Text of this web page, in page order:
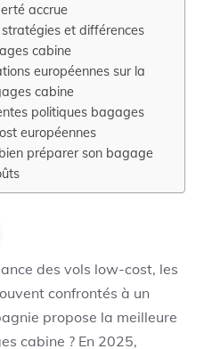
accrue
et différences
cabine
européennes sur la
cabine
politiques bagages
européennes
préparer son bagage
des vols low-cost, les
confrontés à un
propose la meilleure
cabine ? En 2025,